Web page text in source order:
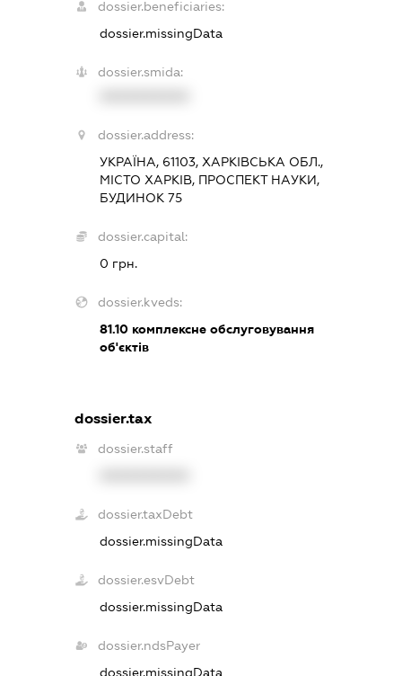
dossier.beneficiaries:
dossier.missingData
dossier.smida:
dossier.address:
УКРАЇНА, 61103, ХАРКІВСЬКА ОБЛ.,
МІСТО ХАРКІВ, ПРОСПЕКТ НАУКИ,
БУДИНОК 75
dossier.capital:
0 грн.
dossier.kveds:
81.10комплексне обслуговування
об'єктів
dossier.tax
dossier.staff
dossier.taxDebt
dossier.missingData
dossier.esvDebt
dossier.missingData
dossier.ndsPayer
dossier.missingData